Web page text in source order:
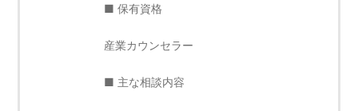
■ 保有資格
産業カウンセラー
■ 主な相談内容